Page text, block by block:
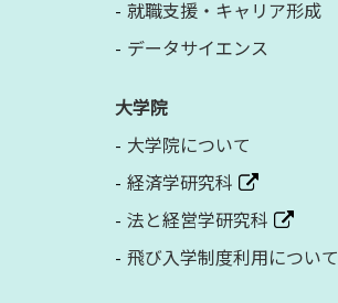
就職支援・キャリア形成
データサイエンス
大学院
大学院について
経済学研究科
法と経営学研究科
飛び入学制度利用について